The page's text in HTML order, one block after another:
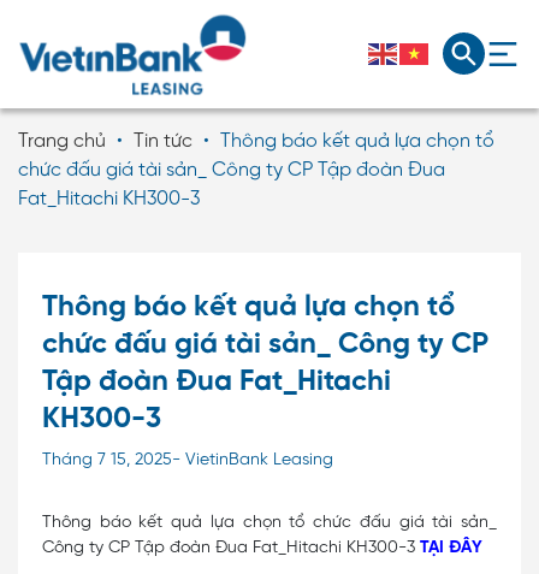
Trang chủ • Tin tức •
Thông báo kết quả lựa chọn tổ
chức đấu giá tài sản_ Công ty CP Tập đoàn Đua
Fat_Hitachi KH300-3
Thông báo kết quả lựa chọn tổ
chức đấu giá tài sản_ Công ty CP
Tập đoàn Đua Fat_Hitachi
KH300-3
Tháng 7 15, 2025- VietinBank Leasing
Thông báo kết quả lựa chọn tổ chức đấu giá tài sản_
Công ty CP Tập đoàn Đua Fat_Hitachi KH300-3 TẠI ĐÂY